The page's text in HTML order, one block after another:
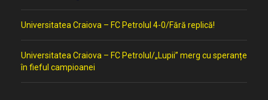
Universitatea Craiova – FC Petrolul 4-0/Fără replică!
Universitatea Craiova – FC Petrolul/„Lupii” merg cu speranțe
în fieful campioanei